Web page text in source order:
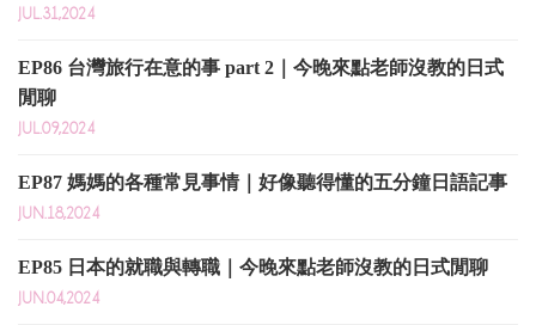
JUL.31,2024
EP86 台灣旅行在意的事 part 2｜今晚來點老師沒教的日式
閒聊
JUL.09,2024
EP87 媽媽的各種常見事情｜好像聽得懂的五分鐘日語記事
JUN.18,2024
EP85 日本的就職與轉職｜今晚來點老師沒教的日式閒聊
JUN.04,2024